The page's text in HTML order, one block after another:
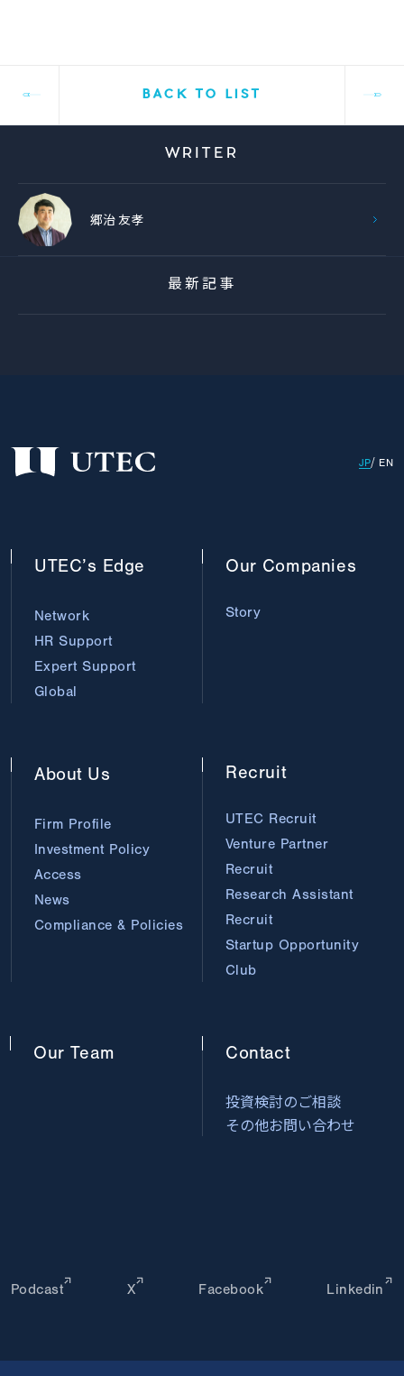
BACK TO LIST
WRITER
郷治 友孝
最新記事
JP EN
UTEC’s Edge
Network
HR Support
Expert Support
Global
Our Companies
Story
Our Team
About Us
Firm Profile
Investment Policy
Access
News
Compliance & Policies
Recruit
UTEC Recruit
Venture Partner
Recruit
Research Assistant
Recruit
Startup Opportunity
Club
Contact
投資検討のご相談
その他お問い合わせ
Podcast X Facebook Linkedin